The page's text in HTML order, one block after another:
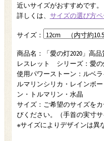
近いサイズがおすすめです。
詳しくは、 サイズの選び方
商品名：「愛の灯2020」高
レスレット シリーズ：愛の
使用パワーストーン：ルベ
ルマリンシリカ・レインボ
ン・トルマリン・水晶
サイズ：ご希望のサイズを
びください。（手首の実寸サ
※サイズによりデザインは異
サイズ：